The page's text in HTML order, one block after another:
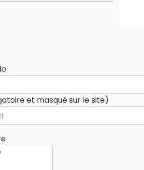
et masqué sur le site)